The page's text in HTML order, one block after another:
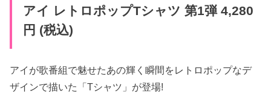
アイ レトロポップTシャツ 第1弾 4,280
円 (税込)
アイが歌番組で魅せたあの輝く瞬間をレトロポップなデ
ザインで描いた「Tシャツ」が登場!